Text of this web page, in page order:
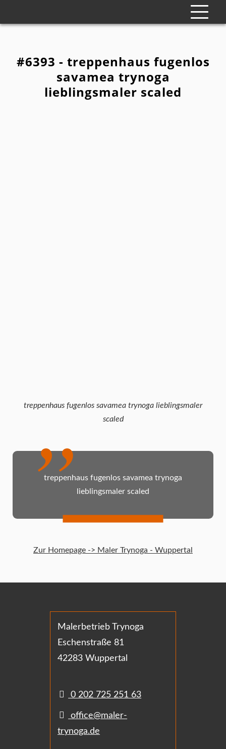
#6393 - treppenhaus fugenlos
savamea trynoga
lieblingsmaler scaled
treppenhaus fugenlos savamea trynoga lieblingsmaler
scaled
treppenhaus fugenlos savamea trynoga
lieblingsmaler scaled
Zur Homepage -> Maler Trynoga - Wuppertal
Malerbetrieb Trynoga
Eschenstraße 81
42283 Wuppertal
0 202 725 251 63
office@maler-
trynoga.de